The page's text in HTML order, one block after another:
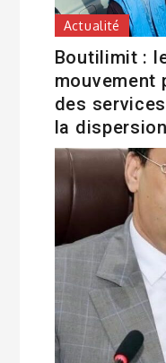
Actualité
Boutilimit :
mouvement
des
la